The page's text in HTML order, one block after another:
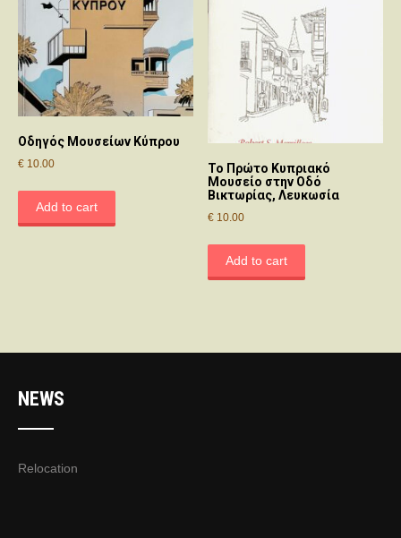
Οδηγός Μουσείων Κύπρου
€ 10.00
Add to cart
Το Πρώτο Κυπριακό
Μουσείο στην Οδό
Βικτωρίας, Λευκωσία
€ 10.00
Add to cart
NEWS
Relocation